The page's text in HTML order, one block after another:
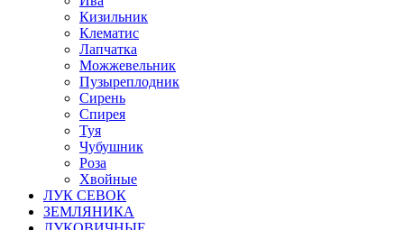
Кизильник
Клематис
Лапчатка
Можжевельник
Пузыреплодник
Сирень
Спирея
Туя
Чубушник
Роза
Хвойные
ЛУК СЕВОК
ЗЕМЛЯНИКА